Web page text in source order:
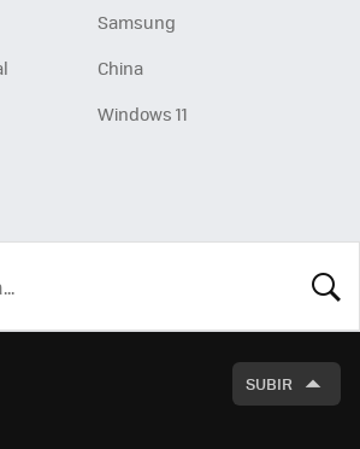
Samsung
China
Windows 11
SUBIR